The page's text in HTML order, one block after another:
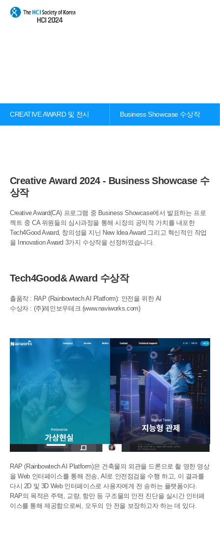
메인메뉴 바로가기
본문 바로가기
CREATIVE AWARD 및 전시 Business Showcase 수상작
Creative Award 2024 - Business Showcase 수
상작
Creative Award(CA) 프로그램 중 Business Showcase에서 발표하는 프로
젝트 중 CA 위원들의 심사과정을 통해 시장의 공익적 가치를 내포한
Tech4Good Award, 창의성을 지닌 New Idea Award 그리고 혁신적인 작업
을 Innovation Award 3가지 수상작을 선정하였습니다.
Tech4Good& Award 수상작
출품작 : RAP (Rainbowtech AI Platform): 안전을 위한 AI
수상자 : (주)레인보우테크 (www.naviworks.com)
RAP (Rainbowtech AI Platform)은 건축물의 외관을 드론으로 촬 영한 영상
을 Web 인터페이스를 통해 전송, AI로 안전점검을 수행 하고, 이 결과를
다시 2D 및 3D Web 인터페이스로 사용자에게 전 송하는 플랫폼이다.
RAP의 목적은 주택, 교량, 항만 등 구조물의 안전 진단을 실시간 인터페
이스를 통해 제공함으로써, 모두의 안 전을 보장하고자 하는 데 있다.